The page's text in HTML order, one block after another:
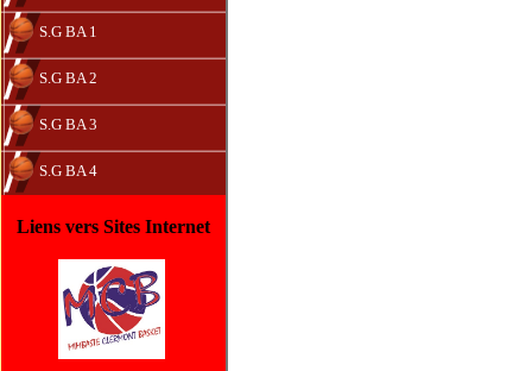
S.G BA 1
S.G BA 2
S.G BA 3
S.G BA 4
Liens vers Sites Internet